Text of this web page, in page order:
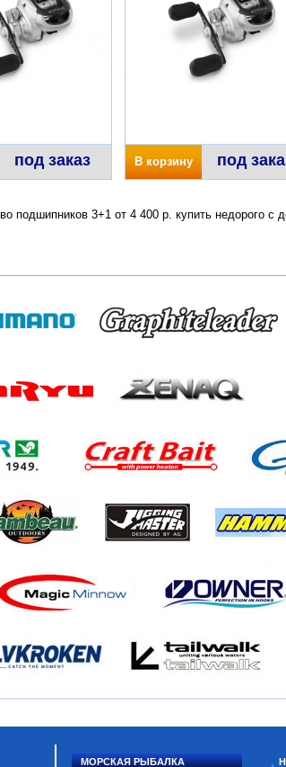
под заказ В корзину под
подшипников 3+1 от 4 400 р. купить недорого
МОРСКАЯ РЫБАЛКА